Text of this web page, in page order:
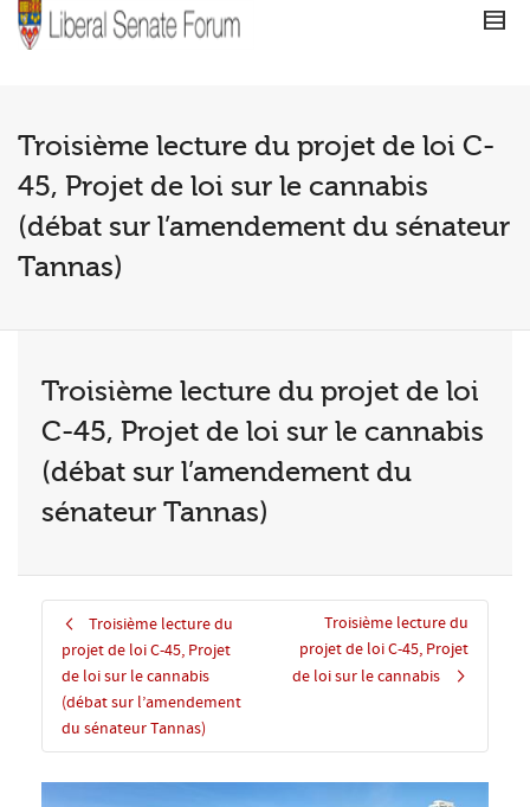
Troisième lecture du projet de loi C-
45, Projet de loi sur le cannabis
(débat sur l’amendement du sénateur
Tannas)
Troisième lecture du projet de loi
C-45, Projet de loi sur le cannabis
(débat sur l’amendement du
sénateur Tannas)
Troisième lecture du
projet de loi C-45, Projet
de loi sur le cannabis
(débat sur l’amendement
du sénateur Tannas)
Troisième lecture du
projet de loi C-45, Projet
de loi sur le cannabis